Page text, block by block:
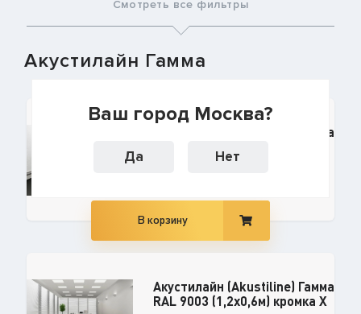
Ваш город Москва?
Да Нет
Смотреть все фильтры
Акустилайн Гамма
Акустилайн (Akustiline) Гамма
В корзину
Акустилайн (Akustiline) Гамма
RAL 9003 (1,2x0,6м) кромка X